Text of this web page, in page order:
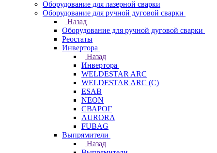
Оборудование для лазерной сварки
Оборудование для ручной дуговой сварки
Назад
Оборудование для ручной дуговой сварки
Реостаты
Инвертора
Назад
Инвертора
WELDESTAR ARC
WELDESTAR ARC (С)
ESAB
NEON
СВАРОГ
AURORA
FUBAG
Выпрямители
Назад